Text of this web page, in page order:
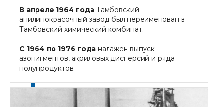
В апреле 1964 года Тамбовский
анилинокрасочный завод был переименован в
Тамбовский химический комбинат.
С 1964 по 1976 года налажен выпуск
азопигментов, акриловых дисперсий и ряда
полупродуктов.